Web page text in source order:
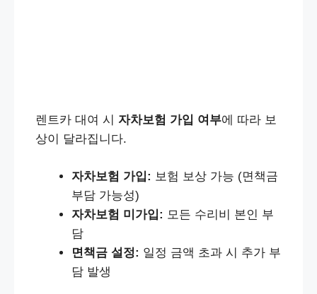
렌트카 대여 시 자차보험 가입 여부에 따라 보
상이 달라집니다.
자차보험 가입: 보험 보상 가능 (면책금
부담 가능성)
자차보험 미가입: 모든 수리비 본인 부
담
면책금 설정: 일정 금액 초과 시 추가 부
담 발생